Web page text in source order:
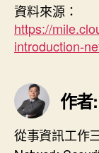
資料來源：
https://
introduction-
作者
從事資訊工作